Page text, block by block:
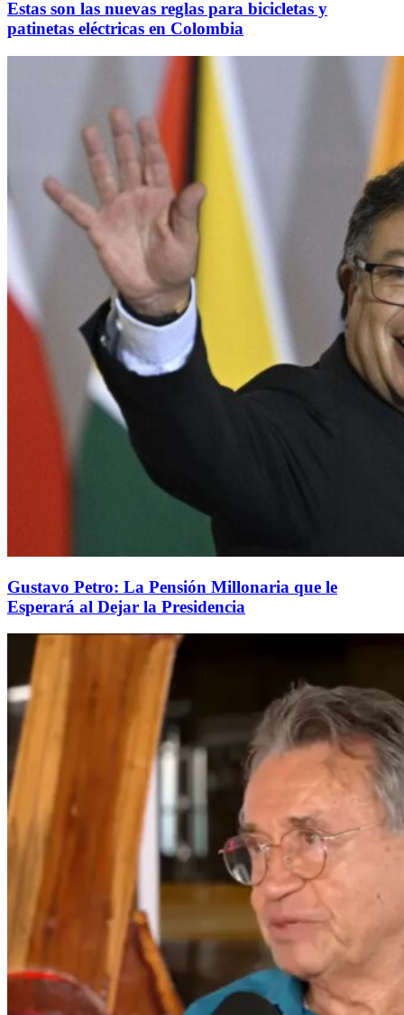
Estas son las nuevas reglas para bicicletas y
patinetas eléctricas en Colombia
Gustavo Petro: La Pensión Millonaria que le
Esperará al Dejar la Presidencia